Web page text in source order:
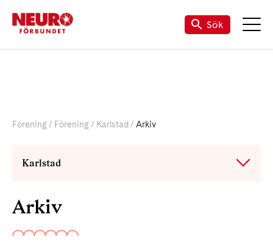
Till vår Facebook-sida
Sök
Förening Förening Karlstad Arkiv
Karlstad
Arkiv